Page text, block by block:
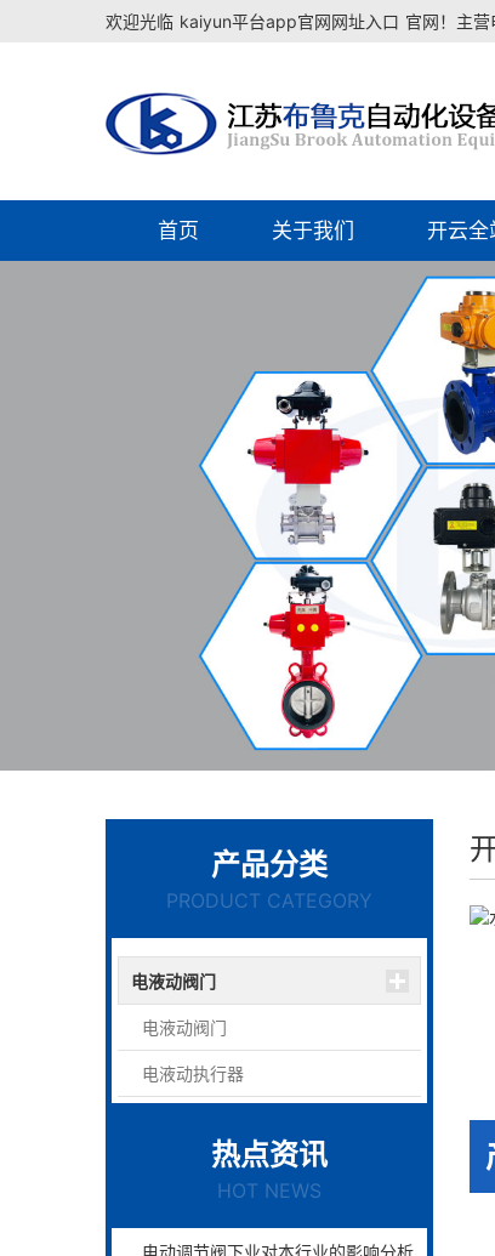
欢迎光临 kaiyun平台app官网网址入口 官网！主
首页 关于我们 开云全
产品分类
PRODUCT CATEGORY
电液动阀门
电液动阀门
电液动执行器
热点资讯
HOT NEWS
电动调节阀下业对本行业的影响分析